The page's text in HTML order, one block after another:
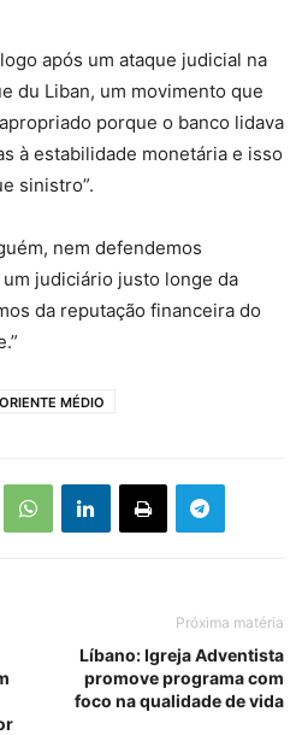
após um ataque judicial na
du Liban, um movimento que
porque o banco lidava
à estabilidade monetária e isso
sinistro”.
nem defendemos
judiciário justo longe da
da reputação financeira do
ORIENTE MÉDIO
Próxima matéria
Líbano: Igreja Adventista
promove programa com
foco na qualidade de vida